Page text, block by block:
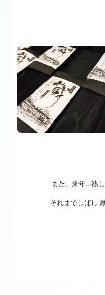
また、来年…熟
それまでしばし